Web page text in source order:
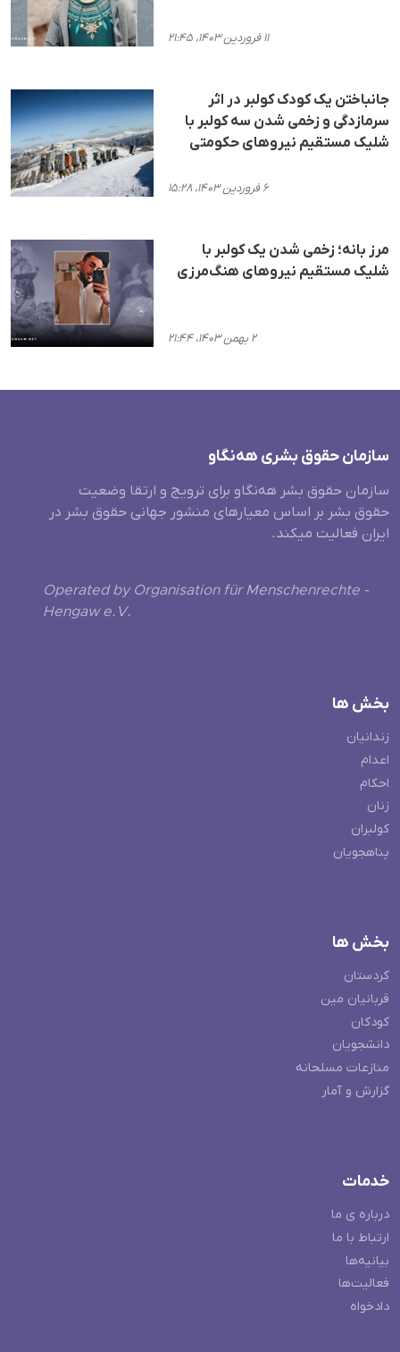
۱۱ فروردین ۱۴۰۳، ۲۱:۴۵
جانباختن یک کودک کولبر در اثر
سرمازدگی و زخمی شدن سه کولبر با
شلیک مستقیم نیروهای حکومتی
۶ فروردین ۱۴۰۳، ۱۵:۲۸
مرز بانه؛ زخمی شدن یک کولبر با
شلیک مستقیم نیروهای هنگ‌مرزی
۲ بهمن ۱۴۰۳، ۲۱:۴۴
سازمان حقوق بشری هەنگاو
سازمان حقوق بشر هه‌نگاو برای ترویج و ارتقا وضعیت
حقوق بشر بر اساس معیارهای منشور جهانی حقوق بشر در
ایران فعالیت میکند.
Operated by Organisation für Menschenrechte -
Hengaw e.V.
بخش ها
زندانیان
اعدام
احکام
زنان
کولبران
پناهجویان
بخش ها
کردستان
قربانیان مین
کودکان
دانشجویان
منازعات مسلحانه
گزارش و آمار
خدمات
درباره ی ما
ارتباط با ما
بیانیه‌ها
فعالیت‌ها
دادخواه